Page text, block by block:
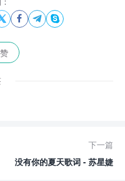
  
下一篇
没有你的夏天歌词 - 苏星婕